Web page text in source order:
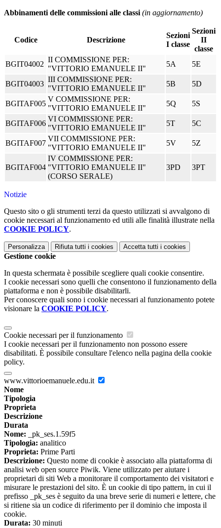
Abbinamenti delle commissioni alle classi (in aggiornamento)
Codice Descrizione
Sezioni
I classe
Sezioni
II
classe
BGIT04002
II COMMISSIONE PER:
"VITTORIO EMANUELE II"
5A 5E
BGIT04003
III COMMISSIONE PER:
"VITTORIO EMANUELE II"
5B 5D
BGITAF005
V COMMISSIONE PER:
"VITTORIO EMANUELE II"
5Q 5S
BGITAF006
VI COMMISSIONE PER:
"VITTORIO EMANUELE II"
5T 5C
BGITAF007
VII COMMISSIONE PER:
"VITTORIO EMANUELE II"
5V 5Z
BGITAF004
IV COMMISSIONE PER:
"VITTORIO EMANUELE II"
(CORSO SERALE)
3PD 3PT
Notizie
Questo sito o gli strumenti terzi da questo utilizzati si avvalgono di
cookie necessari al funzionamento ed utili alle finalità illustrate nella
COOKIE POLICY.
Personalizza Rifiuta tutti i cookies Accetta tutti i cookies
Gestione cookie
In questa schermata è possibile scegliere quali cookie consentire.
I cookie necessari sono quelli che consentono il funzionamento della
piattaforma e non è possibile disabilitarli.
Per conoscere quali sono i cookie necessari al funzionamento potete
visionare la COOKIE POLICY.
Cookie necessari per il funzionamento
I cookie necessari per il funzionamento non possono essere
disabilitati. È possibile consultare l'elenco nella pagina della cookie
policy.
www.vittorioemanuele.edu.it
Nome
Tipologia
Proprieta
Descrizione
Durata
Nome: _pk_ses.1.59f5
Tipologia: analitico
Proprieta: Prime Parti
Descrizione: Questo nome di cookie è associato alla piattaforma di
analisi web open source Piwik. Viene utilizzato per aiutare i
proprietari di siti Web a monitorare il comportamento dei visitatori e
misurare le prestazioni del sito. È un cookie di tipo pattern, in cui il
prefisso _pk_ses è seguito da una breve serie di numeri e lettere, che
si ritiene sia un codice di riferimento per il dominio che imposta il
cookie.
Durata: 30 minuti